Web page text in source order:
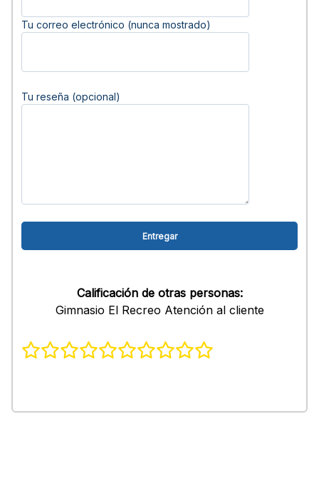
Tu correo electrónico (nunca mostrado)
Tu reseña (opcional)
Calificación de otras personas:
Gimnasio El Recreo Atención al cliente